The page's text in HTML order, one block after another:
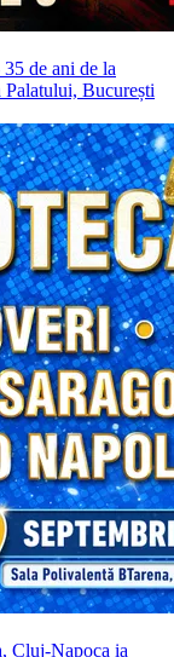
de ani de la
București
Cluj-Napoca ia